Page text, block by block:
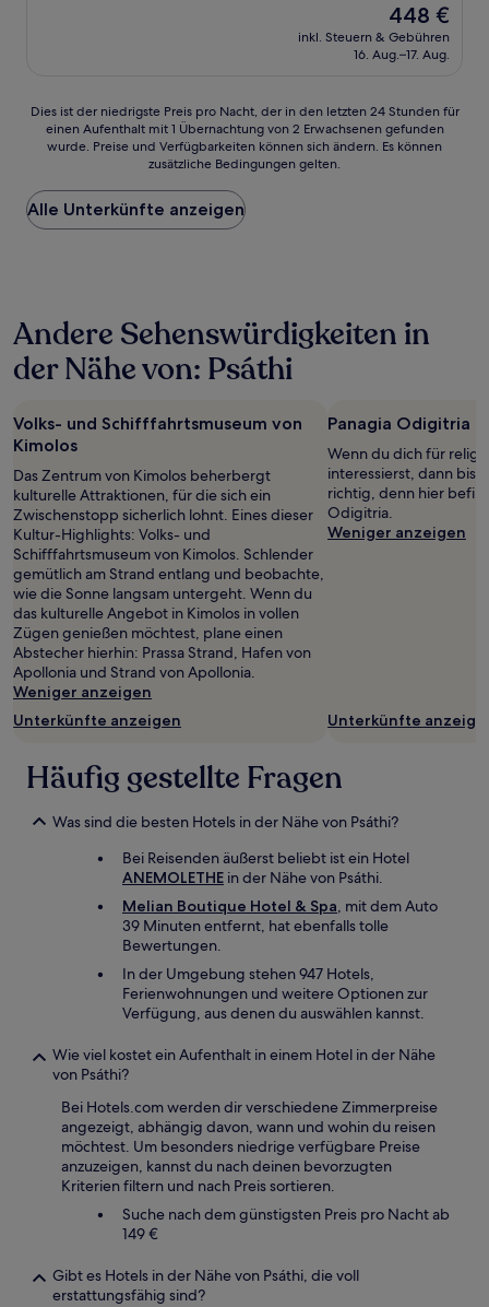
Der
Preis
beträgt
448 €
inkl. Steuern & Gebühren
16. Aug.–17. Aug.
Dies
der
Preis
pro
Nacht,
24 Stunden
für
einen
1 Übernachtung
von
2 Erwachsenen
gefunden
wurde.
Preise
und
Verfügbarkeiten
können
sich
ändern.
Es
können
zusätzliche
Bedingungen
gelten.
Dies ist der niedrigste Preis pro Nacht, der in den letzten 24 Stunden für
einen Aufenthalt mit 1 Übernachtung von 2 Erwachsenen gefunden
wurde. Preise und Verfügbarkeiten können sich ändern. Es können
zusätzliche Bedingungen gelten.
Alle Unterkünfte anzeigen
Andere Sehenswürdigkeiten in
der Nähe von: Psáthi
Volks- und Schifffahrtsmuseum von
Kimolos
Das Zentrum von Kimolos beherbergt
kulturelle Attraktionen, für die sich ein
Zwischenstopp sicherlich lohnt. Eines dieser
Kultur-Highlights: Volks- und
Schifffahrtsmuseum von Kimolos. Schlender
gemütlich am Strand entlang und beobachte,
wie die Sonne langsam untergeht. Wenn du
das kulturelle Angebot in Kimolos in vollen
Zügen genießen möchtest, plane einen
Abstecher hierhin: Prassa Strand, Hafen von
Apollonia und Strand von Apollonia.
Weniger anzeigen
Unterkünfte anzeigen
Panagia Odigitria
Wenn du dich für
interessierst, dann bist
richtig, denn hier
Odigitria.
Weniger anzeigen
Unterkünfte
Häufig gestellte Fragen
Was sind die besten Hotels in der Nähe von Psáthi?
Bei Reisenden äußerst beliebt ist ein Hotel
ANEMOLETHE in der Nähe von Psáthi.
Melian Boutique Hotel & Spa, mit dem Auto
39 Minuten entfernt, hat ebenfalls tolle
Bewertungen.
In der Umgebung stehen 947 Hotels,
Ferienwohnungen und weitere Optionen zur
Verfügung, aus denen du auswählen kannst.
Wie viel kostet ein Aufenthalt in einem Hotel in der Nähe
von Psáthi?
Bei Hotels.com werden dir verschiedene Zimmerpreise
angezeigt, abhängig davon, wann und wohin du reisen
möchtest. Um besonders niedrige verfügbare Preise
anzuzeigen, kannst du nach deinen bevorzugten
Kriterien filtern und nach Preis sortieren.
Suche nach dem günstigsten Preis pro Nacht ab
149 €
Gibt es Hotels in der Nähe von Psáthi, die voll
erstattungsfähig sind?